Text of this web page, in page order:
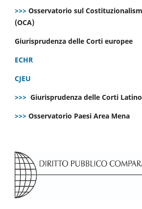
>>> Osservatorio sul
(OCA)
Giurisprudenza delle Corti europee
ECHR
CJEU
>>> Giurisprudenza delle Corti
>>> Osservatorio Paesi Area Mena